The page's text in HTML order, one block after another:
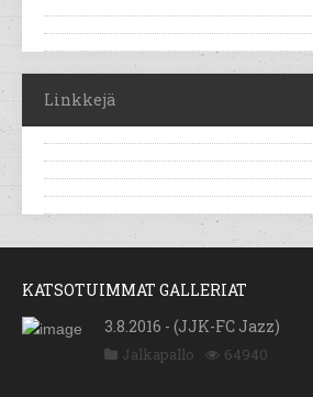
Linkkejä
KATSOTUIMMAT GALLERIAT
3.8.2016 - (JJK-FC Jazz)
Jalkapallo 64940